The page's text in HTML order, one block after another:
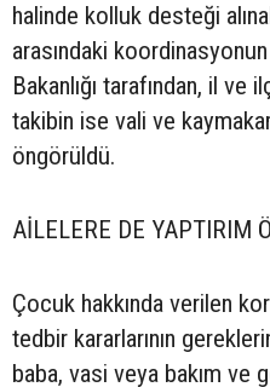
halinde kolluk desteği
arasındaki
Bakanlığı tarafından, il
takibin ise vali ve
öngörüldü.
AİLELERE DE YAPTIRIM
Çocuk hakkında verilen
tedbir kararlarının
baba, vasi veya bakım ve